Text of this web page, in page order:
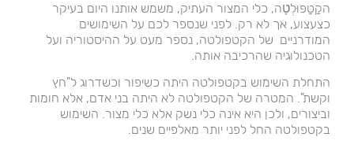
הקַטַפּוּלְטָה, כלי המצור העתיק, משמש אותנו היום בעיקר
כצעצוע, אך לא רק. לפני שנספר לכם על השימושים
המודרניים של הקטפולטה, נספר מעט על ההיסטוריה ועל
הטכנולוגיה שהרכיבה אותה.
התחלת השימוש בקטפולטה היתה כשיפור וכשדרוג ל"חץ
וקשת". המטרה של הקטפולטה לא היתה בני אדם, אלא חומות
וביצורים, ולכן היא אינה כלי נשק אלא כלי מצור. השימוש
בקטפולטה החל לפני יותר מאלפיים שנים.